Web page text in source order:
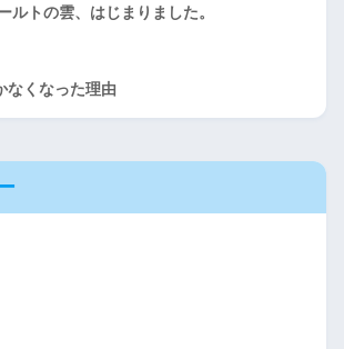
ルトの雲、はじまりました。
なくなった理由